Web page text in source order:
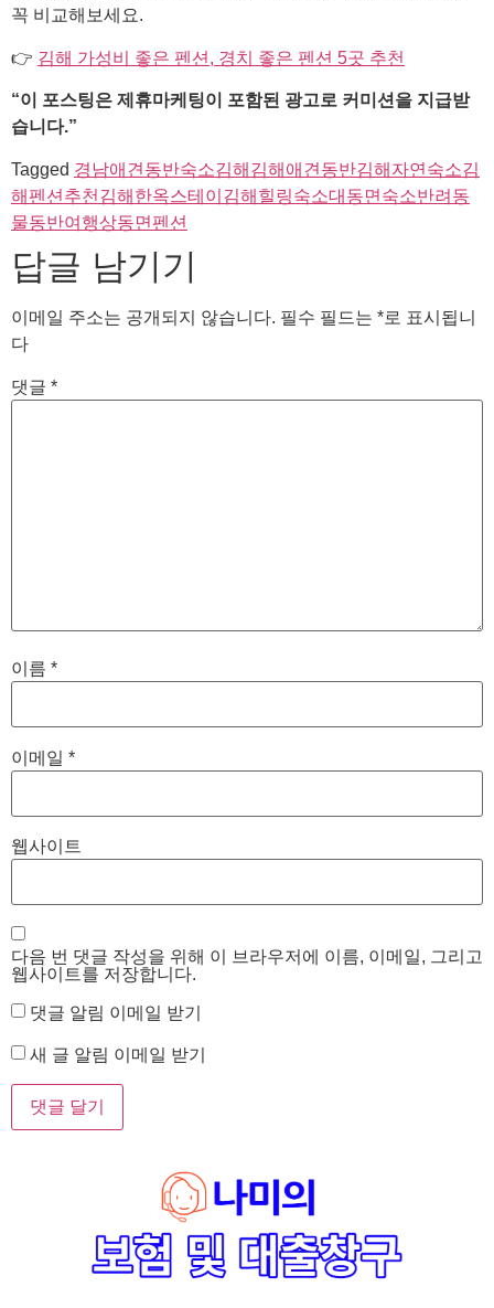
꼭 비교해보세요.
👉 김해 가성비 좋은 펜션, 경치 좋은 펜션 5곳 추천
“이 포스팅은 제휴마케팅이 포함된 광고로 커미션을 지급받
습니다.”
Tagged 경남애견동반숙소김해 김해애견동반김해자연숙소김
해펜션추천 김해한옥스테이 김해힐링숙소대동면숙소반려동
물동반여행상동면펜션
답글 남기기
이메일 주소는 공개되지 않습니다. 필수 필드는 *로 표시됩니
다
댓글 *
이름 *
이메일 *
웹사이트
다음 번 댓글 작성을 위해 이 브라우저에 이름, 이메일, 그리고
웹사이트를 저장합니다.
댓글 알림 이메일 받기
새 글 알림 이메일 받기